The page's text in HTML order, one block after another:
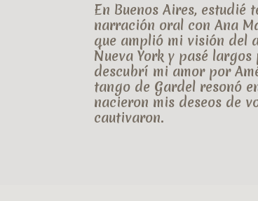
En Buenos Aires, estudié
narración oral con Ana
que amplió mi visión del
Nueva York y pasé largos
descubrí mi amor por
tango de Gardel resonó
nacieron mis deseos de
cautivaron.